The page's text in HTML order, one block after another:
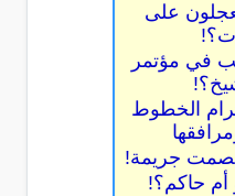
على
في مؤتمر
الخطوط
جريمة!
أم حاكم؟!